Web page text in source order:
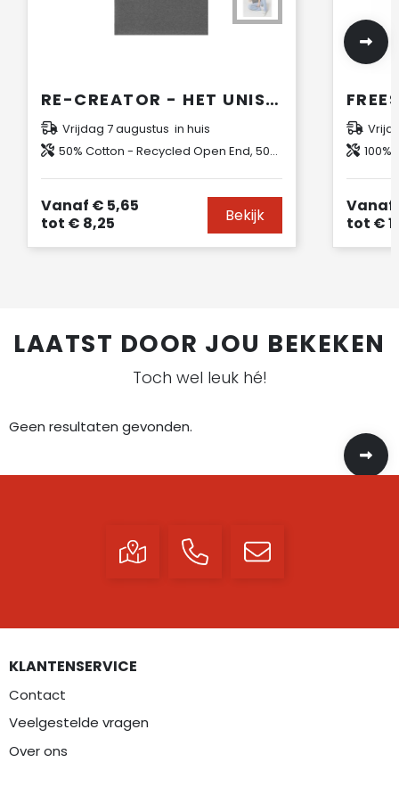
RE-CREATOR - HET UNISEX T-SHIRT VAN GERECYCLED KATOEN
Vrijdag 7 augustus in huis
50% Cotton - Recycled Open End, 50% Cotton - Organic Raw Open End
Vanaf € 5,65
tot € 8,25 Bekijk
100%
Vanaf
tot €
LAATST DOOR JOU BEKEKEN
Toch wel leuk hé!
Geen resultaten gevonden.
KLANTENSERVICE
Contact
Veelgestelde vragen
Over ons